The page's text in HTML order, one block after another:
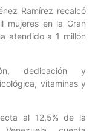
Ramírez recalcó
mujeres en la Gran
atendido a 1 millón
dedicación y
vitaminas y
al 12,5% de la